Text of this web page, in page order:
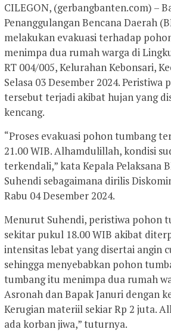
CILEGON, (gerbangbanten.com) –
Penanggulangan Bencana Daerah
melakukan evakuasi terhadap
menimpa dua rumah warga di
RT 004/005, Kelurahan Kebonsari,
Selasa 03 Desember 2024. Peristiwa
tersebut terjadi akibat hujan yang
kencang.
“Proses evakuasi pohon tumbang
21.00 WIB. Alhamdulillah, kondisi
terkendali,” kata Kepala Pelaksana
Suhendi sebagaimana dirilis
Rabu 04 Desember 2024.
Menurut Suhendi, peristiwa pohon
sekitar pukul 18.00 WIB akibat
intensitas lebat yang disertai angin
sehingga menyebabkan pohon
tumbang itu menimpa dua rumah
Asronah dan Bapak Januri dengan
Kerugian materiil sekiar Rp 2 juta.
ada korban jiwa,” tuturnya.